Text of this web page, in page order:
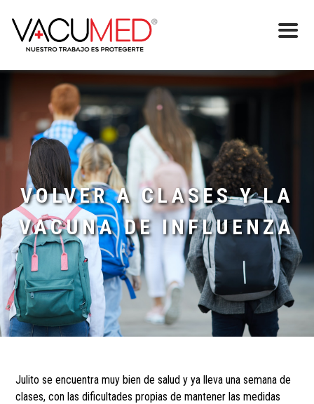
VOLVER A CLASES Y LA
VACUNA DE INFLUENZA
Julito se encuentra muy bien de salud y ya lleva una semana de
clases, con las dificultades propias de mantener las medidas